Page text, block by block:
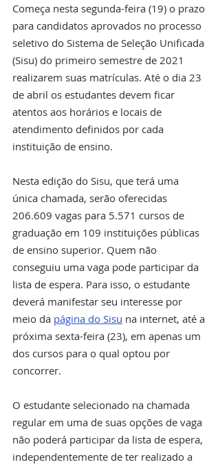
Começa nesta segunda-feira (19) o prazo
para candidatos aprovados no processo
seletivo do Sistema de Seleção Unificada
(Sisu) do primeiro semestre de 2021
realizarem suas matrículas. Até o dia 23
de abril os estudantes devem ficar
atentos aos horários e locais de
atendimento definidos por cada
instituição de ensino.
Nesta edição do Sisu, que terá uma
única chamada, serão oferecidas
206.609 vagas para 5.571 cursos de
graduação em 109 instituições públicas
de ensino superior. Quem não
conseguiu uma vaga pode participar da
lista de espera. Para isso, o estudante
deverá manifestar seu interesse por
meio da página do Sisu na internet, até a
próxima sexta-feira (23), em apenas um
dos cursos para o qual optou por
concorrer.
O estudante selecionado na chamada
regular em uma de suas opções de vaga
não poderá participar da lista de espera,
independentemente de ter realizado a